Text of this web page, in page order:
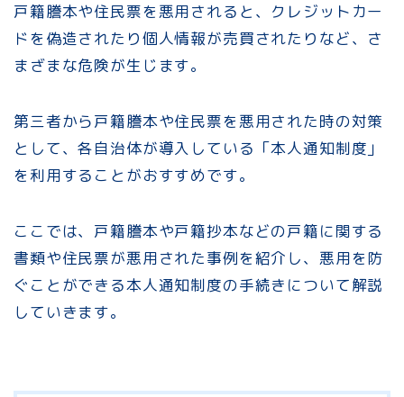
戸籍謄本や住民票を悪用されると、クレジットカー
ドを偽造されたり個人情報が売買されたりなど、さ
まざまな危険が生じます。
第三者から戸籍謄本や住民票を悪用された時の対策
として、各自治体が導入している「本人通知制度」
を利用することがおすすめです。
ここでは、戸籍謄本や戸籍抄本などの戸籍に関する
書類や住民票が悪用された事例を紹介し、悪用を防
ぐことができる本人通知制度の手続きについて解説
していきます。